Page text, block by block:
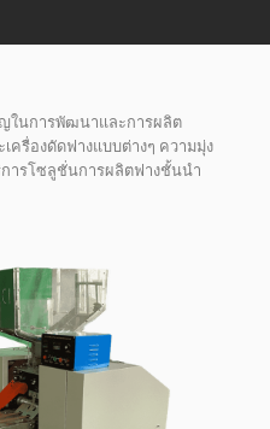
ในการพัฒนาและการผลิต
เครื่องดัดฟางแบบต่างๆ ความมุ่ง
ารโซลูชั่นการผลิตฟางชั้นนำ